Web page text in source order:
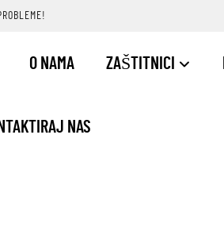
O NAMA ZAŠTITNICI
NAS